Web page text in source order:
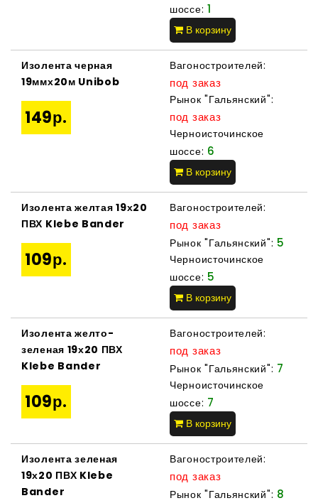
шоссе: 1
В корзину
Изолента черная
19ммх20м Unibob
149р.
Вагоностроителей:
под заказ
Рынок "Гальянский":
под заказ
Черноисточинское
шоссе: 6
В корзину
Изолента желтая 19х20
ПВХ Klebe Bander
109р.
Вагоностроителей:
под заказ
Рынок "Гальянский": 5
Черноисточинское
шоссе: 5
В корзину
Изолента желто-
зеленая 19х20 ПВХ
Klebe Bander
109р.
Вагоностроителей:
под заказ
Рынок "Гальянский": 7
Черноисточинское
шоссе: 7
В корзину
Изолента зеленая
19х20 ПВХ Klebe
Bander
Вагоностроителей:
под заказ
Рынок "Гальянский": 8